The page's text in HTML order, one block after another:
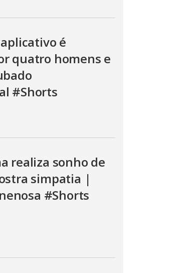
é
quatro homens e
#Shorts
realiza sonho de
simpatia |
#Shorts